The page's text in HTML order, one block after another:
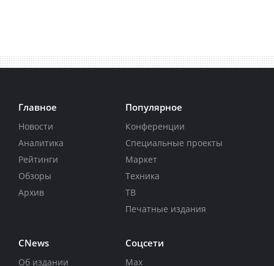
Главное
Новости
Аналитика
Рейтинги
Обзоры
Архив
Популярное
Конференции
Специальные проекты
Маркет
Техника
ТВ
Печатные издания
CNews
Об издании
Соцсети
Max